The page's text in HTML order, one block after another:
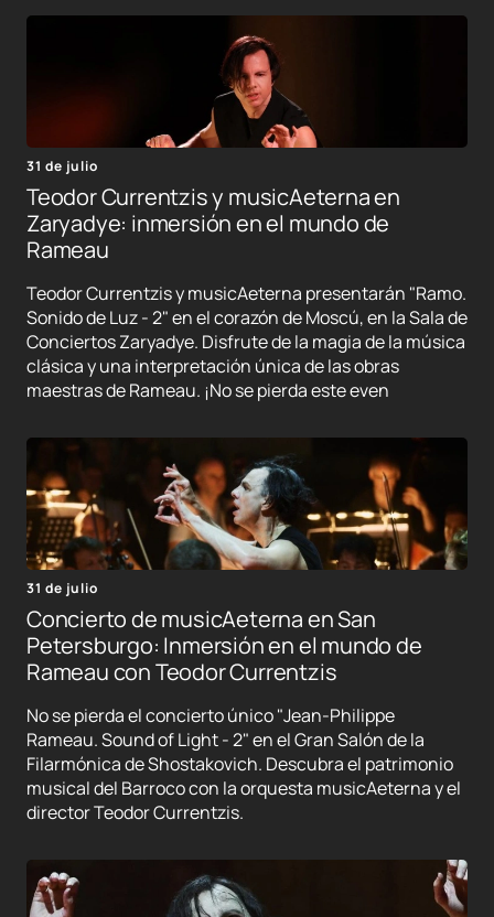
31 de julio
Teodor Currentzis y musicAeterna en
Zaryadye: inmersión en el mundo de
Rameau
Teodor Currentzis y musicAeterna presentarán "Ramo.
Sonido de Luz - 2" en el corazón de Moscú, en la Sala de
Conciertos Zaryadye. Disfrute de la magia de la música
clásica y una interpretación única de las obras
maestras de Rameau. ¡No se pierda este even
31 de julio
Concierto de musicAeterna en San
Petersburgo: Inmersión en el mundo de
Rameau con Teodor Currentzis
No se pierda el concierto único "Jean-Philippe
Rameau. Sound of Light - 2" en el Gran Salón de la
Filarmónica de Shostakovich. Descubra el patrimonio
musical del Barroco con la orquesta musicAeterna y el
director Teodor Currentzis.